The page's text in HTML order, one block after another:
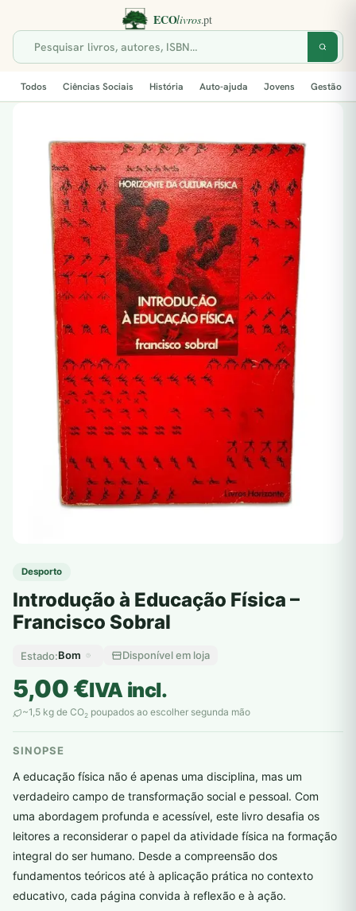
Todos Ciências Sociais História Auto-ajuda Jovens Gestão
Desporto
Introdução à Educação Física –
Francisco Sobral
Estado:Bom Disponível em loja
5,00€IVA incl.
~1,5 kg de CO2 poupados ao escolher segunda mão
SINOPSE
A educação física não é apenas uma disciplina, mas um
verdadeiro campo de transformação social e pessoal. Com
uma abordagem profunda e acessível, este livro desafia os
leitores a reconsiderar o papel da atividade física na formação
integral do ser humano. Desde a compreensão dos
fundamentos teóricos até à aplicação prática no contexto
educativo, cada página convida à reflexão e à ação.